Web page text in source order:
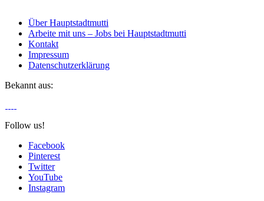
Über Hauptstadtmutti
Arbeite mit uns – Jobs bei Hauptstadtmutti
Kontakt
Impressum
Datenschutzerklärung
Bekannt aus:
Follow us!
Facebook
Pinterest
Twitter
YouTube
Instagram